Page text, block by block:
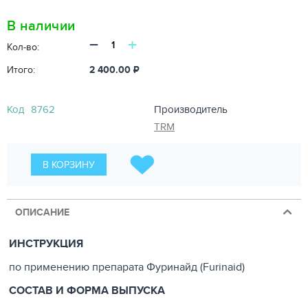
В наличии
Кол-во: − +
Итого: 2 400.00 ₽
Код 8762
Производитель
TRM
В КОРЗИНУ
ОПИСАНИЕ
ИНСТРУКЦИЯ
по применению препарата Фуринайд (Furinaid)
СОСТАВ И ФОРМА ВЫПУСКА